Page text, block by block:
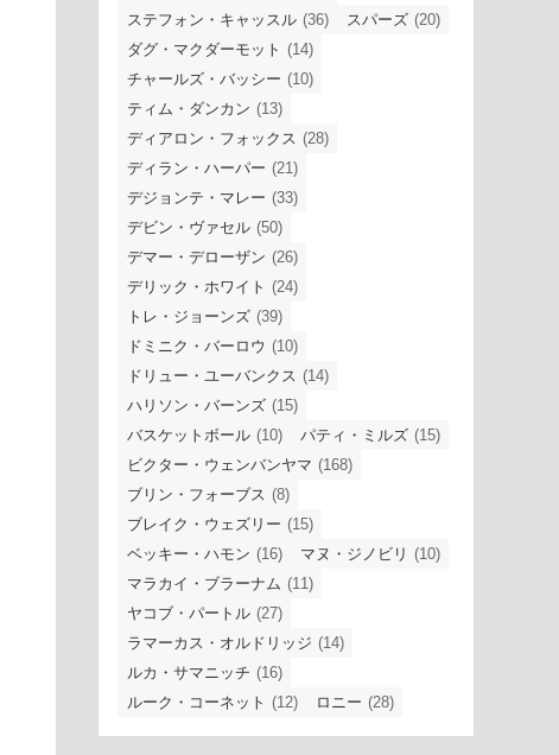
ステフォン・キャッスル (36) スパーズ (20)
ダグ・マクダーモット (14)
チャールズ・バッシー (10)
ティム・ダンカン (13)
ディアロン・フォックス (28)
ディラン・ハーパー (21)
デジョンテ・マレー (33)
デビン・ヴァセル (50)
デマー・デローザン (26)
デリック・ホワイト (24)
トレ・ジョーンズ (39)
ドミニク・バーロウ (10)
ドリュー・ユーバンクス (14)
ハリソン・バーンズ (15)
バスケットボール (10) パティ・ミルズ (15)
ビクター・ウェンバンヤマ (168)
ブリン・フォーブス (8)
ブレイク・ウェズリー (15)
ベッキー・ハモン (16) マヌ・ジノビリ (10)
マラカイ・ブラーナム (11)
ヤコブ・パートル (27)
ラマーカス・オルドリッジ (14)
ルカ・サマニッチ (16)
ルーク・コーネット (12) ロニー (28)